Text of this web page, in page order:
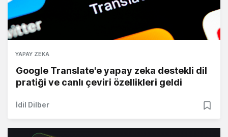
YAPAY ZEKA
Google Translate'e yapay zeka destekli dil
pratiği ve canlı çeviri özellikleri geldi
İdil Dilber